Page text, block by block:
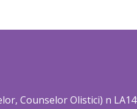
Counselor Olistici) n